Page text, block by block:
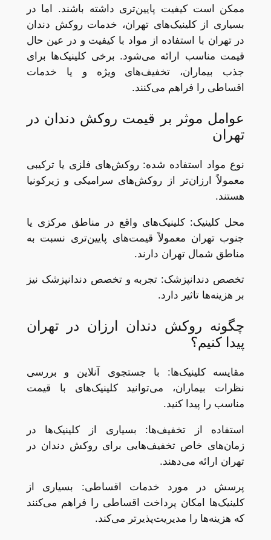
ممکن است کیفیت پایین‌تری داشته باشند. اما در
بسیاری از کلینیک‌های تهران، خدمات روکش دندان
در تهران با استفاده از مواد با کیفیت و در عین حال
قیمت مناسب ارائه می‌شود. برخی کلینیک‌ها برای
جذب بیماران، تخفیف‌های ویژه و یا خدمات
اقساطی را فراهم می‌کنند.
عوامل موثر بر قیمت روکش دندان در
تهران
نوع مواد استفاده شده: روکش‌های فلزی یا ترکیبی
معمولاً ارزان‌تر از روکش‌های سرامیکی و زیرکونیا
هستند.
محل کلینیک: کلینیک‌های واقع در مناطق مرکزی یا
جنوب تهران معمولاً قیمت‌های پایین‌تری نسبت به
مناطق شمال تهران دارند.
تخصص دندانپزشک: تجربه و تخصص دندانپزشک نیز
بر هزینه‌ها تاثیر دارد.
چگونه روکش دندان ارزان در تهران
پیدا کنیم؟
مقایسه کلینیک‌ها: با جستجوی آنلاین و بررسی
نظرات بیماران، می‌توانید کلینیک‌های با قیمت
مناسب را پیدا کنید.
استفاده از تخفیف‌ها: بسیاری از کلینیک‌ها در
زمان‌های خاص تخفیف‌هایی برای روکش دندان در
تهران ارائه می‌دهند.
پرسش در مورد خدمات اقساطی: بسیاری از
کلینیک‌ها امکان پرداخت اقساطی را فراهم می‌کنند
که هزینه‌ها را مدیریت‌پذیرتر می‌کند.